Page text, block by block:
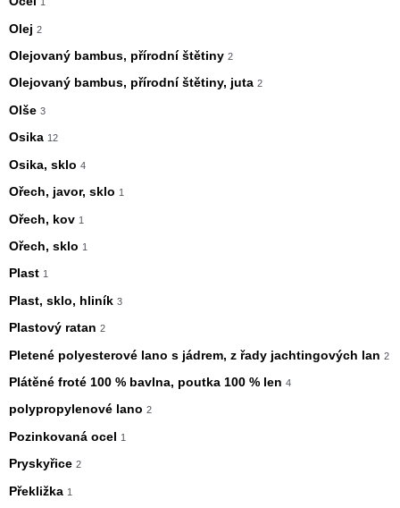
Olej 2
Olejovaný bambus, přírodní štětiny 2
Olejovaný bambus, přírodní štětiny, juta 2
Olše 3
Osika 12
Osika, sklo 4
Ořech, javor, sklo 1
Ořech, kov 1
Ořech, sklo 1
Plast 1
Plast, sklo, hliník 3
Plastový ratan 2
Pletené polyesterové lano s jádrem, z řady jachtingových lan 2
Plátěné froté 100 % bavlna, poutka 100 % len 4
polypropylenové lano 2
Pozinkovaná ocel 1
Pryskyřice 2
Překližka 1